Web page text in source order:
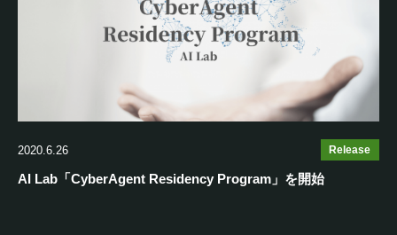
2020.6.26 Release
AI Lab「CyberAgent Residency Program」を開始